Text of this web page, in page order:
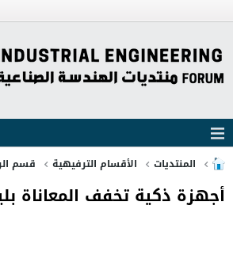
المنتديات الأقسام الترفيهية قسم
أجهزة ذكية تخفف المعاناة